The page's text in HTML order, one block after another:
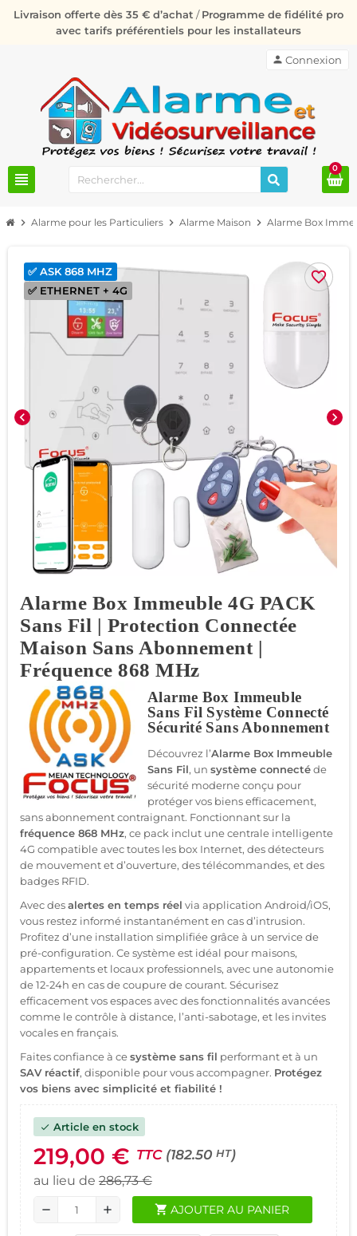
Livraison offerte dès 35 € d’achat /Programme de fidélité pro
avec tarifs préférentiels pour les installateurs
view_headline
person Connexion
0
chevron_right Alarme pour les Particuliers chevron_right Alarme Maison chevron_right Alarme Box
favorite_border
chevron_left chevron_right
✅ ETHERNET + 4G
✅ ASK 868 MHZ
Alarme Box Immeuble 4G PACK
Sans Fil | Protection Connectée
Maison Sans Abonnement |
Fréquence 868 MHz
Alarme Box Immeuble
Sans Fil Système Connecté
Sécurité Sans Abonnement
Découvrez l’Alarme Box Immeuble
Sans Fil, un système connectéde
sécurité moderne conçu pour
protéger vos biens efficacement,
sans abonnement contraignant. Fonctionnant sur la
fréquence 868 MHz, ce pack inclut une centrale intelligente
4G compatible avec toutes les box Internet, des détecteurs
de mouvement et d’ouverture, des télécommandes, et des
badges RFID.
Avec desalertes en temps réel via application Android/iOS,
vous restez informé instantanément en cas d’intrusion.
Profitez d’une installation simplifiée grâce à un service de
pré-configuration. Ce système est idéal pour maisons,
appartements et locaux professionnels, avec une autonomie
de 12-24h en cas de coupure de courant. Sécurisez
efficacement vos espaces avec des fonctionnalités avancées
comme le contrôle à distance, l’anti-sabotage, et les invites
vocales en français.
Faites confiance à cesystème sans fil performant et à un
SAV réactif, disponible pour vous accompagner. Protégez
vos biens avec simplicité et fiabilité !
check Article en stock
219,00 € TTC (182.50 HT)
au lieu de 286,73 €
remove add shopping_cart AJOUTER AU PANIER